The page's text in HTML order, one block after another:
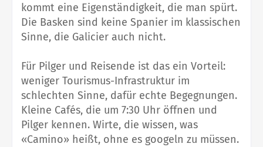
kommt eine Eigenständigkeit, die man spürt.
Die Basken sind keine Spanier im klassischen
Sinne, die Galicier auch nicht.
Für Pilger und Reisende ist das ein Vorteil:
weniger Tourismus-Infrastruktur im
schlechten Sinne, dafür echte Begegnungen.
Kleine Cafés, die um 7:30 Uhr öffnen und
Pilger kennen. Wirte, die wissen, was
«Camino» heißt, ohne es googeln zu müssen.